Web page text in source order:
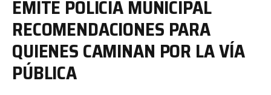
EMITE POLICÍA MUNICIPAL
RECOMENDACIONES PARA
QUIENES CAMINAN POR LA VÍA
PÚBLICA